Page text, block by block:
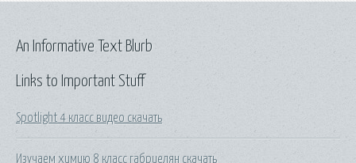
Links to Important Stuff
Spotlight 4 класс видео скачать
Изучаем химию 8 класс габриелян скачать
An Informative Text Blurb